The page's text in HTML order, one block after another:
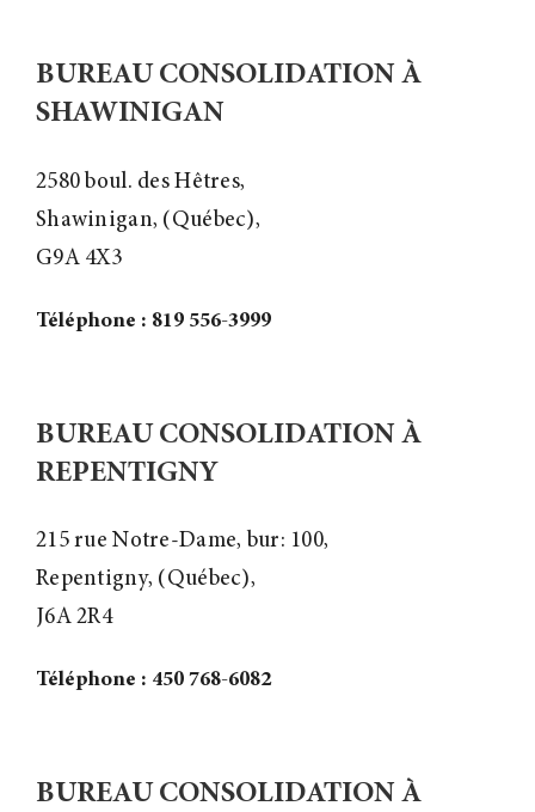
BUREAU CONSOLIDATION À
SHAWINIGAN
2580 boul. des Hêtres,
Shawinigan, (Québec),
G9A 4X3
Téléphone : 819 556-3999
BUREAU CONSOLIDATION À
REPENTIGNY
215 rue Notre-Dame, bur: 100,
Repentigny, (Québec),
J6A 2R4
Téléphone : 450 768-6082
BUREAU CONSOLIDATION À